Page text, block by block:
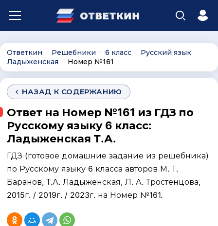
Ответкин ∙ Решебники ∙ 6 класс ∙ Русский язык ∙
Ладыженская ∙ Номер №161
НАЗАД К СОДЕРЖАНИЮ
Ответ на Номер №161 из ГДЗ по
Русскому языку 6 класс:
Ладыженская Т.А.
ГДЗ (готовое домашние задание из решебника)
по Русскому языку 6 класса авторов М. Т.
Баранов, Т.А. Ладыженская, Л. А. Тростенцова,
2015г. / 2019г. / 2023г. на Номер №161.